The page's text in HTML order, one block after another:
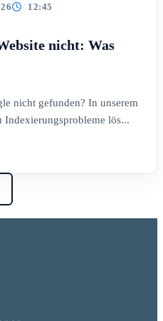
12:45
nicht: Was
nicht gefunden? In unserem
Indexierungsprobleme lös...